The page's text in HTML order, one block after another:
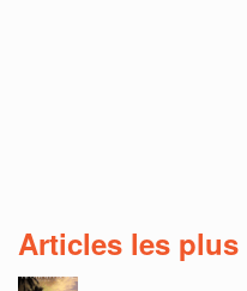
Articles les